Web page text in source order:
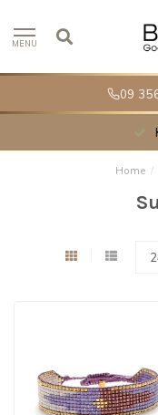
09
MENU
Meer
Home /